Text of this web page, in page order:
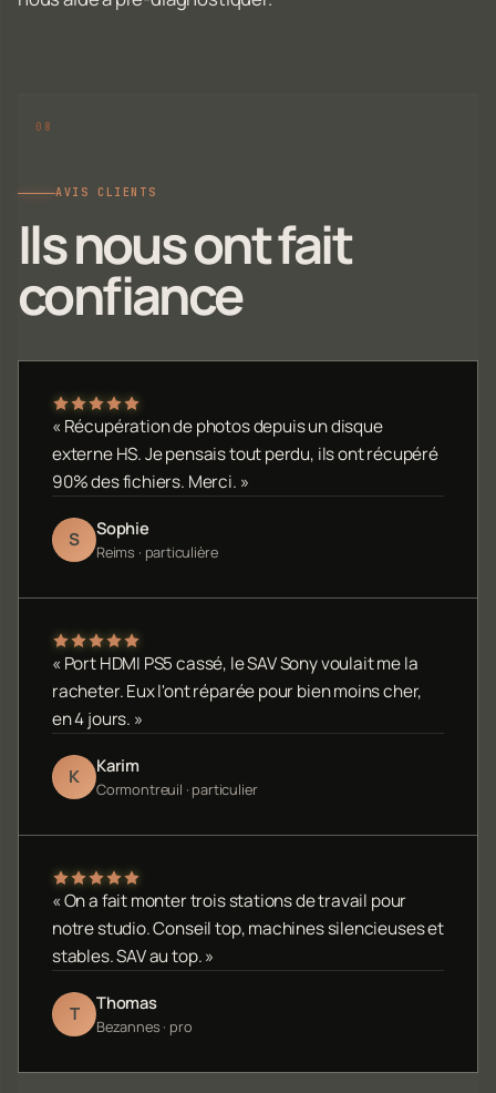
AVIS CLIENTS
Ils nous ont fait
confiance
« Récupération de photos depuis un disque
externe HS. Je pensais tout perdu, ils ont récupéré
90% des fichiers. Merci. »
S Sophie
Reims · particulière
« Port HDMI PS5 cassé, le SAV Sony voulait me la
racheter. Eux l'ont réparée pour bien moins cher,
en 4 jours. »
K Karim
Cormontreuil · particulier
« On a fait monter trois stations de travail pour
notre studio. Conseil top, machines silencieuses et
stables. SAV au top. »
T Thomas
Bezannes · pro